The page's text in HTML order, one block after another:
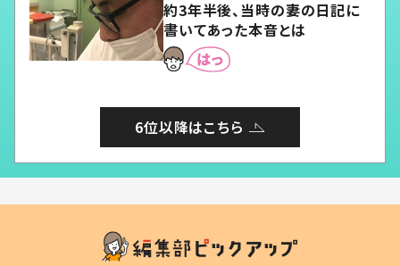
約3年半後、当時の妻の日記に
書いてあった本音とは
6位以降はこちら